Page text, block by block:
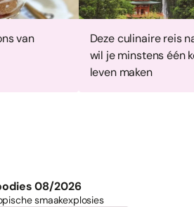
van
Deze culinaire reis
wil je minstens één
leven maken
08/2026
smaakexplosies